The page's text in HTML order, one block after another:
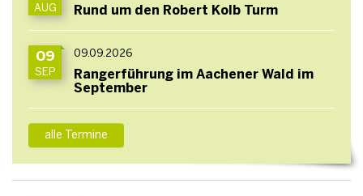
AUG Rund um den Robert Kolb Turm
09
SEP
09.09.2026
Rangerführung im Aachener Wald im
September
alle Termine